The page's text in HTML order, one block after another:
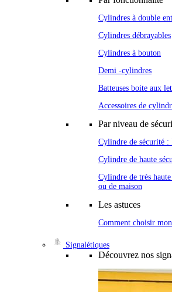
Cylindres à double
Cylindres débrayables
Cylindres à bouton
Demi -cylindres
Batteuses boite aux
Accessoires de
Par niveau de
Cylindre de sécurité
Cylindre de haute
Cylindre de très
ou de maison
Les astuces
Comment choisir
Signalétiques
Découvrez nos